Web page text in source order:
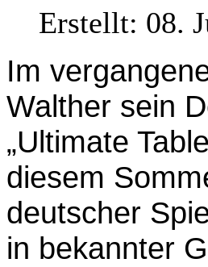
Erstellt: 08.
Im
Walther sein
„Ultimate
diesem
deutscher
in bekannter